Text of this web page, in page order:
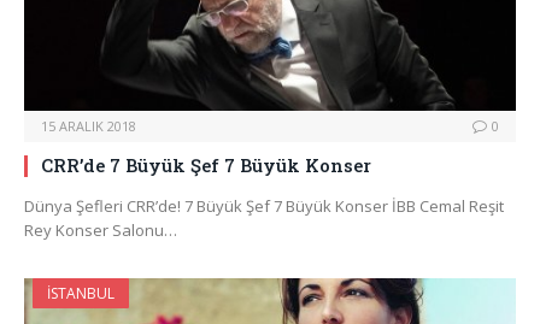
15 ARALIK 2018 0
CRR’de 7 Büyük Şef 7 Büyük Konser
Dünya Şefleri CRR’de! 7 Büyük Şef 7 Büyük Konser İBB Cemal Reşit
Rey Konser Salonu…
İSTANBUL